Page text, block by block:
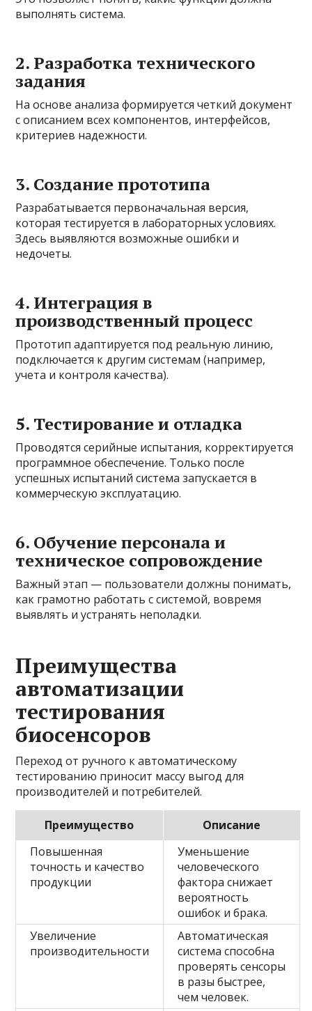
выполнять система.
2. Разработка технического
задания
На основе анализа формируется четкий документ
с описанием всех компонентов, интерфейсов,
критериев надежности.
3. Создание прототипа
Разрабатывается первоначальная версия,
которая тестируется в лабораторных условиях.
Здесь выявляются возможные ошибки и
недочеты.
4. Интеграция в
производственный процесс
Прототип адаптируется под реальную линию,
подключается к другим системам (например,
учета и контроля качества).
5. Тестирование и отладка
Проводятся серийные испытания, корректируется
программное обеспечение. Только после
успешных испытаний система запускается в
коммерческую эксплуатацию.
6. Обучение персонала и
техническое сопровождение
Важный этап — пользователи должны понимать,
как грамотно работать с системой, вовремя
выявлять и устранять неполадки.
Преимущества
автоматизации
тестирования
биосенсоров
Переход от ручного к автоматическому
тестированию приносит массу выгод для
производителей и потребителей.
Преимущество
Описание
Повышенная
точность и качество
продукции
Уменьшение
человеческого
фактора снижает
вероятность
ошибок и брака.
Увеличение
производительности
Автоматическая
система способна
проверять сенсоры
в разы быстрее,
чем человек.